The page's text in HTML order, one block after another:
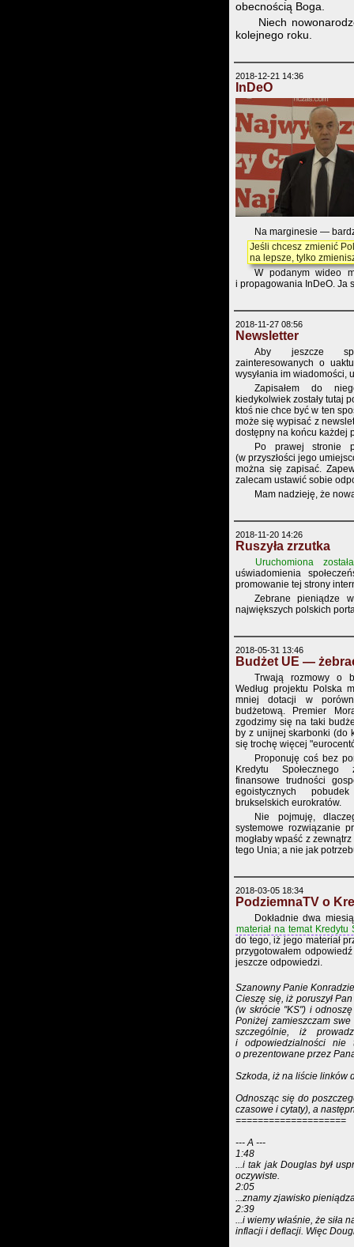
obecnością Boga.
Niech
kolejnego roku.
2018-12-21 14:36
InDeO
Na marginesie —
Jeśli chcesz zmienić
na lepsze, tylko
W podanym wideo
i propagowania InDeO. Ja
2018-11-27 08:56
Newsletter
Aby jeszcze
zainteresowanych o
wysyłania im wiadomości,
Zapisałem do
kiedykolwiek zostały tutaj
ktoś nie chce być w ten
może się wypisać z
dostępny na końcu każdej
Po prawej stronie
(w przyszłości jego
można się zapisać.
zalecam ustawić sobie
Mam nadzieję, że
2018-11-20 14:26
Ruszyła zrzutka
Uruchomiona
uświadomienia
promowanie tej strony
Zebrane pieniądze
największych polskich
2018-05-31 13:46
Budżet UE —
Trwają rozmowy o
Według projektu Polska
mniej dotacji w
budżetową. Premier
zgodzimy się na taki
by z unijnej skarbonki (do
się trochę więcej
Proponuję coś bez
Kredytu Społecznego
finansowe trudności
egoistycznych
brukselskich eurokratów.
Nie pojmuję,
systemowe rozwiązanie
mogłaby wpaść z
tego Unia; a nie jak
2018-03-05 18:34
PodziemnaTV o
Dokładnie dwa
materiał na temat Kredytu
do tego, iż jego materiał
przygotowałem
jeszcze odpowiedzi.
Szanowny Panie
Cieszę się, iż poruszył
(w skrócie "KS") i
Poniżej zamieszczam
szczególnie, iż
i odpowiedzialności
o prezentowane przez
Szkoda, iż na liście linków
Odnosząc się do
czasowe i cytaty), a
====================
--- A ---
1:48
...i tak jak Douglas był
oczywiste.
2:05
...znamy zjawisko
2:39
...i wiemy właśnie, że siła
inflacji i deflacji. Więc